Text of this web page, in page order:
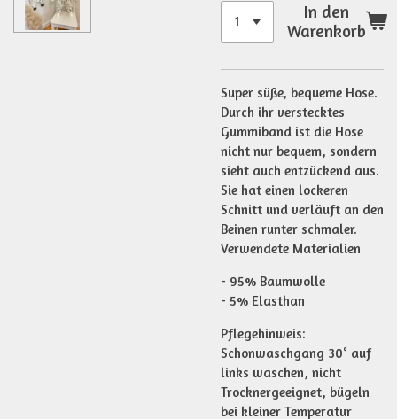
In den
Warenkorb
Super süße, bequeme Hose.
Durch ihr verstecktes
Gummiband ist die Hose
nicht nur bequem, sondern
sieht auch entzückend aus.
Sie hat einen lockeren
Schnitt und verläuft an den
Beinen runter schmaler.
Verwendete Materialien
- 95% Baumwolle
- 5% Elasthan
Pflegehinweis:
Schonwaschgang 30° auf
links waschen, nicht
Trocknergeeignet, bügeln
bei kleiner Temperatur